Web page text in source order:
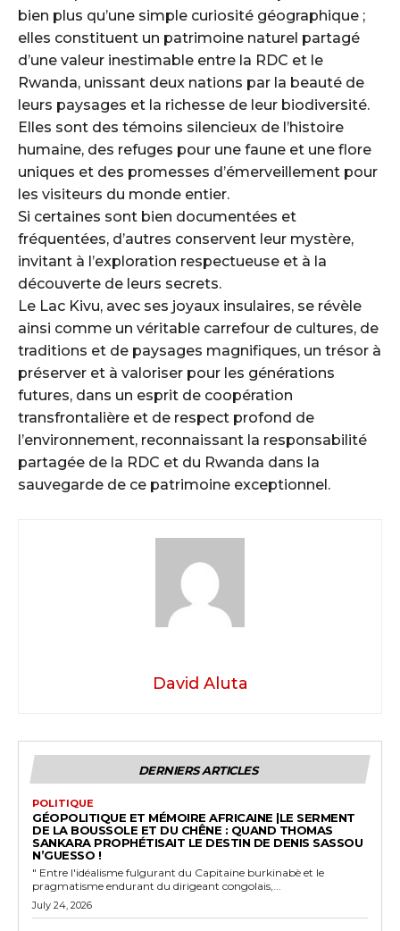
bien plus qu’une simple curiosité géographique ;
elles constituent un patrimoine naturel partagé
d’une valeur inestimable entre la RDC et le
Rwanda, unissant deux nations par la beauté de
leurs paysages et la richesse de leur biodiversité.
Elles sont des témoins silencieux de l’histoire
humaine, des refuges pour une faune et une flore
uniques et des promesses d’émerveillement pour
les visiteurs du monde entier.
Si certaines sont bien documentées et
fréquentées, d’autres conservent leur mystère,
invitant à l’exploration respectueuse et à la
découverte de leurs secrets.
Le Lac Kivu, avec ses joyaux insulaires, se révèle
ainsi comme un véritable carrefour de cultures, de
traditions et de paysages magnifiques, un trésor à
préserver et à valoriser pour les générations
futures, dans un esprit de coopération
transfrontalière et de respect profond de
l’environnement, reconnaissant la responsabilité
partagée de la RDC et du Rwanda dans la
sauvegarde de ce patrimoine exceptionnel.
David Aluta
DERNIERS ARTICLES
POLITIQUE
GÉOPOLITIQUE ET MÉMOIRE AFRICAINE |LE SERMENT
DE LA BOUSSOLE ET DU CHÊNE : QUAND THOMAS
SANKARA PROPHÉTISAIT LE DESTIN DE DENIS SASSOU
N’GUESSO !
" Entre l'idéalisme fulgurant du Capitaine burkinabè et le
pragmatisme endurant du dirigeant congolais,...
July 24, 2026